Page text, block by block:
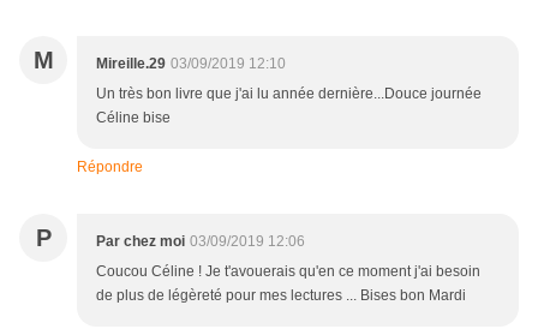
M Mireille.29 03/09/2019 12:10
Un très bon livre que j'ai lu année dernière...Douce journée
Céline bise
Répondre
P Par chez moi 03/09/2019 12:06
Coucou Céline ! Je t'avouerais qu'en ce moment j'ai besoin
de plus de légèreté pour mes lectures ... Bises bon Mardi